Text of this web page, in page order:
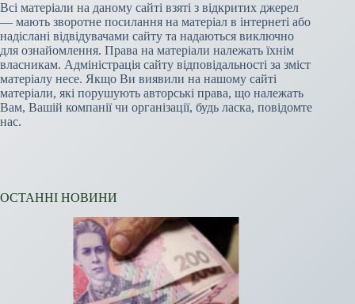
Всі матеріали на даному сайті взяті з відкритих джерел
— мають зворотне посилання на матеріал в інтернеті або
надіслані відвідувачами сайту та надаються виключно
для ознайомлення. Права на матеріали належать їхнім
власникам. Адміністрація сайту відповідальності за зміст
матеріалу несе. Якщо Ви виявили на нашому сайті
матеріали, які порушують авторські права, що належать
Вам, Вашій компанії чи організації, будь ласка, повідомте
нас.
ОСТАННІ НОВИНИ